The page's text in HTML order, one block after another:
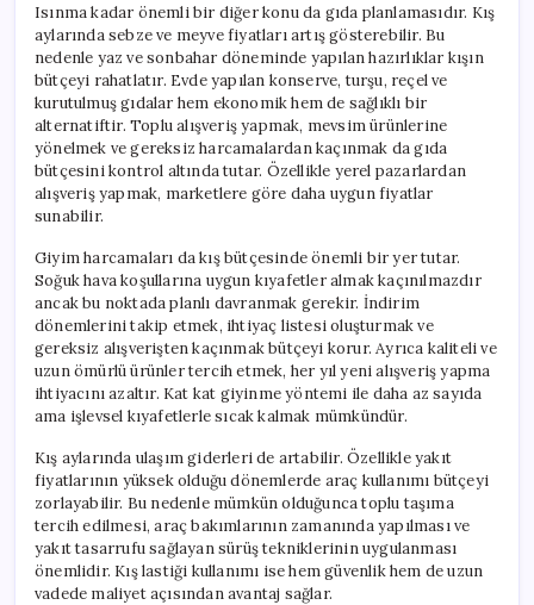
Isınma kadar önemli bir diğer konu da gıda planlamasıdır. Kış
aylarında sebze ve meyve fiyatları artış gösterebilir. Bu
nedenle yaz ve sonbahar döneminde yapılan hazırlıklar kışın
bütçeyi rahatlatır. Evde yapılan konserve, turşu, reçel ve
kurutulmuş gıdalar hem ekonomik hem de sağlıklı bir
alternatiftir. Toplu alışveriş yapmak, mevsim ürünlerine
yönelmek ve gereksiz harcamalardan kaçınmak da gıda
bütçesini kontrol altında tutar. Özellikle yerel pazarlardan
alışveriş yapmak, marketlere göre daha uygun fiyatlar
sunabilir.
Giyim harcamaları da kış bütçesinde önemli bir yer tutar.
Soğuk hava koşullarına uygun kıyafetler almak kaçınılmazdır
ancak bu noktada planlı davranmak gerekir. İndirim
dönemlerini takip etmek, ihtiyaç listesi oluşturmak ve
gereksiz alışverişten kaçınmak bütçeyi korur. Ayrıca kaliteli ve
uzun ömürlü ürünler tercih etmek, her yıl yeni alışveriş yapma
ihtiyacını azaltır. Kat kat giyinme yöntemi ile daha az sayıda
ama işlevsel kıyafetlerle sıcak kalmak mümkündür.
Kış aylarında ulaşım giderleri de artabilir. Özellikle yakıt
fiyatlarının yüksek olduğu dönemlerde araç kullanımı bütçeyi
zorlayabilir. Bu nedenle mümkün olduğunca toplu taşıma
tercih edilmesi, araç bakımlarının zamanında yapılması ve
yakıt tasarrufu sağlayan sürüş tekniklerinin uygulanması
önemlidir. Kış lastiği kullanımı ise hem güvenlik hem de uzun
vadede maliyet açısından avantaj sağlar.